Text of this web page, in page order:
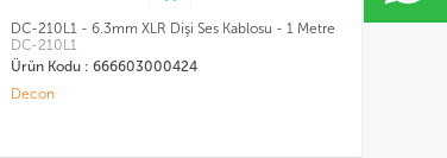
DC-205L10 - XLR Dişi Ses Kablosu - 10 Metre
DC-205L10
Ürün Kodu : 666603000423
Decon